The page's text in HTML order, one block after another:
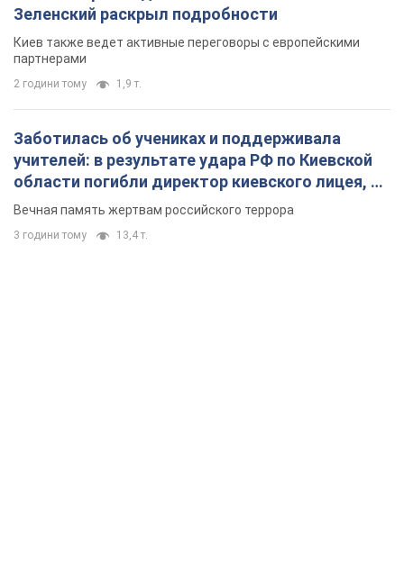
Зеленский раскрыл подробности
Киев также ведет активные переговоры с европейскими
партнерами
2 години тому 1,9 т.
Заботилась об учениках и поддерживала
учителей: в результате удара РФ по Киевской
области погибли директор киевского лицея, её
муж и внук
Вечная память жертвам российского террора
3 години тому 13,4 т.